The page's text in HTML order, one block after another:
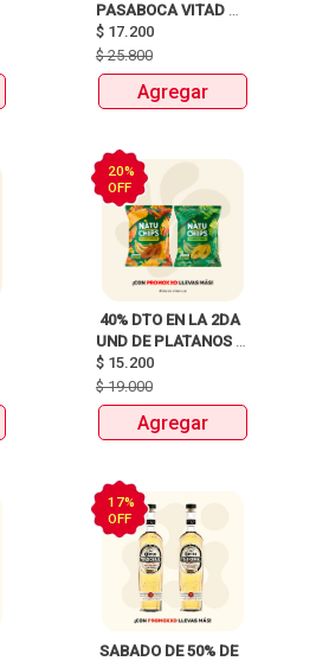
PASABOCA VITAD
$ 17.200
$25.800
Agregar
20%
OFF
40% DTO EN LA 2DA
UND DE PLATANOS
MARCA NATUCHIPS
$ 15.200
$19.000
Agregar
17%
OFF
SABADO DE 50% DE